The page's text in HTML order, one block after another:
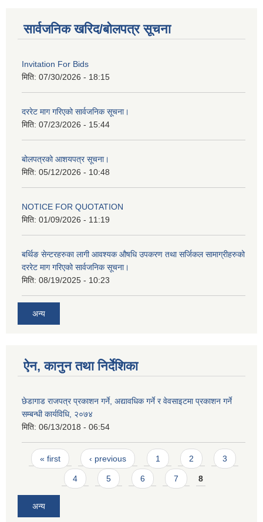
सार्वजनिक खरिद/बोलपत्र सूचना
Invitation For Bids
मिति: 07/30/2026 - 18:15
दररेट माग गरिएको सार्वजनिक सूचना।
मिति: 07/23/2026 - 15:44
बोलपत्रको आशयपत्र सूचना।
मिति: 05/12/2026 - 10:48
NOTICE FOR QUOTATION
मिति: 01/09/2026 - 11:19
बर्थिङ सेन्टरहरुका लागी आवश्यक औषधि उपकरण तथा सर्जिकल सामाग्रीहरुको
दररेट माग गरिएको सार्वजनिक सूचना।
मिति: 08/19/2025 - 10:23
अन्य
ऐन, कानुन तथा निर्देशिका
छेडागाड राजपत्र प्रकाशन गर्ने, अद्यावधिक गर्ने र वेवसाइटमा प्रकाशन गर्ने
सम्बन्धी कार्यविधि, २०७४
मिति: 06/13/2018 - 06:54
Pages
« first ‹ previous 1 2 3
4 5 6 7 8
अन्य